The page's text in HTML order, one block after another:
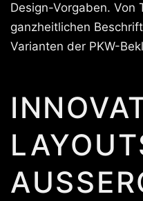
Design-Vorgaben. Von
ganzheitlichen
Varianten der PKW-